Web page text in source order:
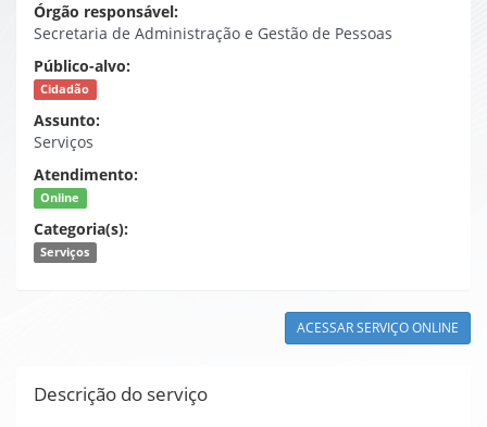
Órgão responsável:
Secretaria de Administração e Gestão de Pessoas
Público-alvo:
Cidadão
Assunto:
Serviços
Atendimento:
Online
Categoria(s):
Serviços
ACESSAR SERVIÇO ONLINE
Descrição do serviço